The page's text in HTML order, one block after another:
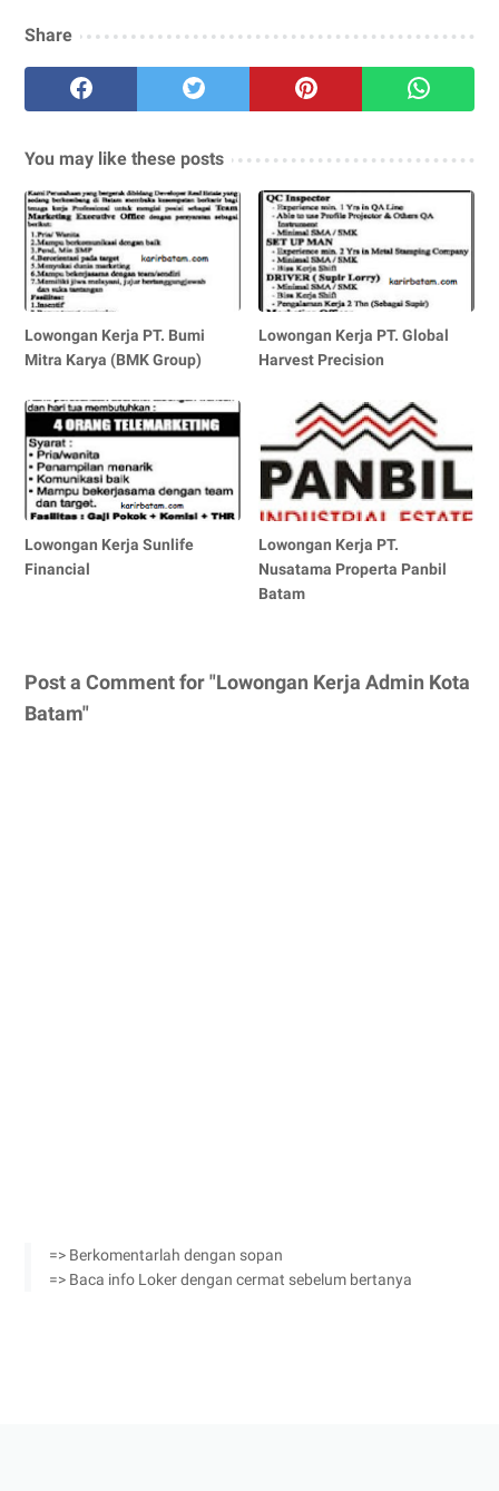
Share
You may like these posts
Lowongan Kerja PT. Bumi
Mitra Karya (BMK Group)
Lowongan Kerja PT. Global
Harvest Precision
Lowongan Kerja Sunlife
Financial
Lowongan Kerja PT.
Nusatama Properta Panbil
Batam
Post a Comment for "Lowongan Kerja Admin Kota
Batam"
=> Berkomentarlah dengan sopan
=> Baca info Loker dengan cermat sebelum bertanya